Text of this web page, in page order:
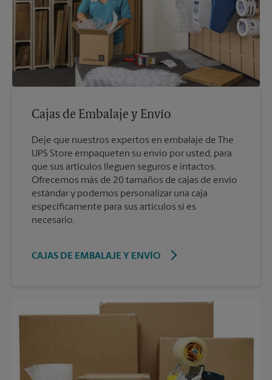
Cajas de Embalaje y Envío
Deje que nuestros expertos en embalaje de The
UPS Store empaqueten su envío por usted, para
que sus artículos lleguen seguros e intactos.
Ofrecemos más de 20 tamaños de cajas de envío
estándar y podemos personalizar una caja
específicamente para sus artículos si es
necesario.
CAJAS DE EMBALAJE Y ENVÍO